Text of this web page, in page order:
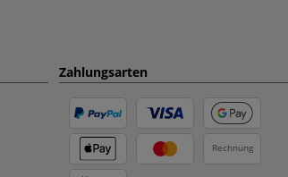
Zahlungsarten
Rechnung